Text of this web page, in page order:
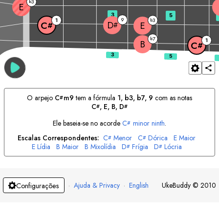
B b7
C# 1
C# 1 D# 9 E b3
E
3 5
O arpejo C#m9 tem a fórmula 1, b3, b7, 9 com as notas
C#, E, B, D#
Ele baseia-se no acorde C# minor ninth.
Escalas Correspondentes: C# Menor C# Dórica E Maior
E Lídia B Maior B Mixolídia D# Frígia D# Lócria
Configurações · Ajuda & Privacy · English UkeBuddy © 2010